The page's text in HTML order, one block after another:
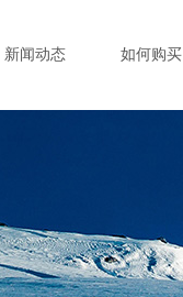
新闻动态 如何购买